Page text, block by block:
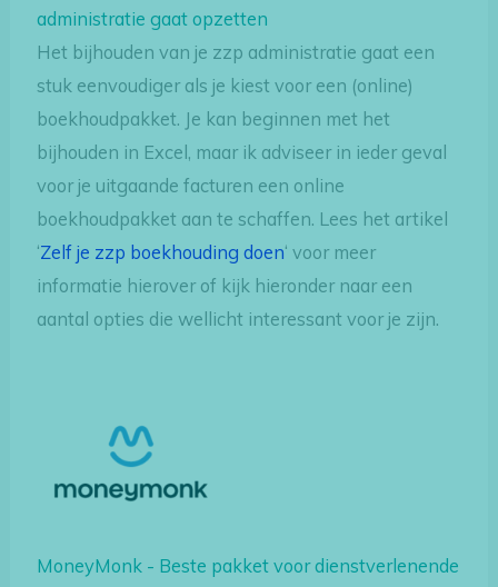
administratie gaat opzetten
Het bijhouden van je zzp administratie gaat een
stuk eenvoudiger als je kiest voor een (online)
boekhoudpakket. Je kan beginnen met het
bijhouden in Excel, maar ik adviseer in ieder geval
voor je uitgaande facturen een online
boekhoudpakket aan te schaffen. Lees het artikel
‘Zelf je zzp boekhouding doen‘ voor meer
informatie hierover of kijk hieronder naar een
aantal opties die wellicht interessant voor je zijn.
MoneyMonk - Beste pakket voor dienstverlenende